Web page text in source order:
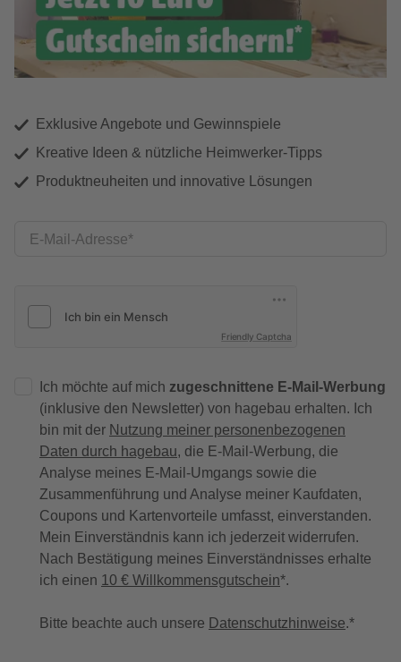
Exklusive Angebote und Gewinnspiele
Kreative Ideen & nützliche Heimwerker-Tipps
Produktneuheiten und innovative Lösungen
E-Mail-Adresse
Friendly Captcha
Ich möchte auf mich zugeschnittene E-Mail-Werbung
(inklusive den Newsletter) von hagebau erhalten. Ich
bin mit der Nutzung meiner personenbezogenen
Daten durch hagebau, die E-Mail-Werbung, die
Analyse meines E-Mail-Umgangs sowie die
Zusammenführung und Analyse meiner Kaufdaten,
Coupons und Kartenvorteile umfasst, einverstanden.
Mein Einverständnis kann ich jederzeit widerrufen.
Nach Bestätigung meines Einverständnisses erhalte
ich einen 10 € Willkommensgutschein*.
Bitte beachte auch unsere Datenschutzhinweise.